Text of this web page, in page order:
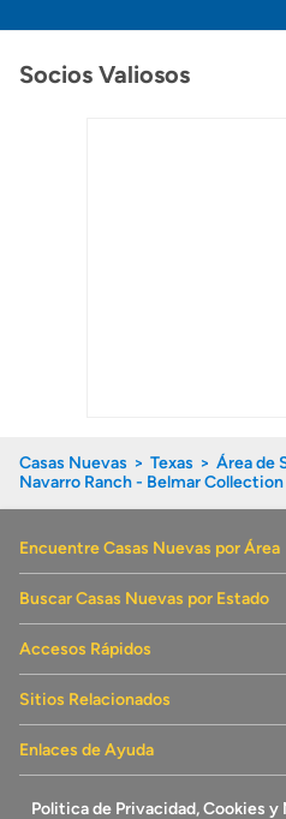
Socios Valiosos
Casas Nuevas Texas Área de
Navarro Ranch - Belmar Collection
Encuentre Casas Nuevas por Área
Buscar Casas Nuevas por Estado
Accesos Rápidos
Sitios Relacionados
Enlaces de Ayuda
Politica de Privacidad, Cookies y